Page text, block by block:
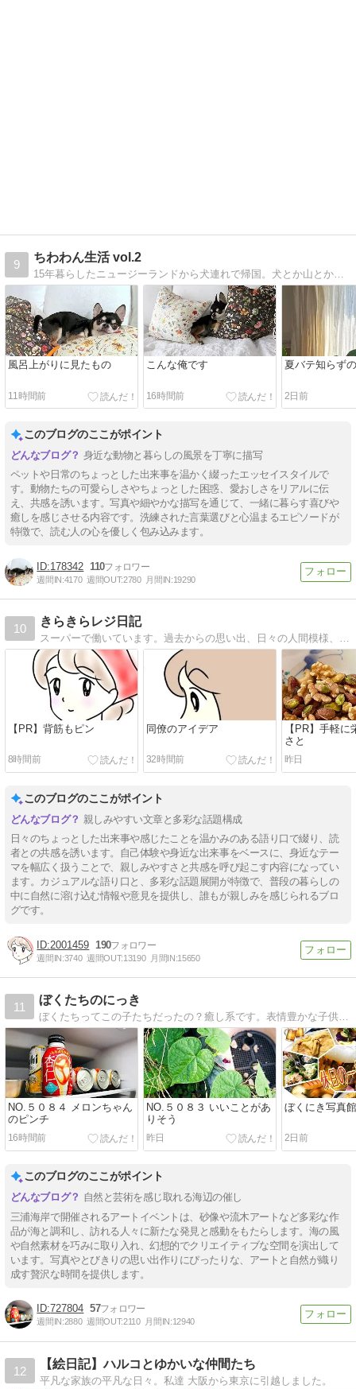
9
ちわわん生活 vol.2
15年暮らしたニュージーランドから犬連れで帰国。犬とか山とか温泉とか海外生活とかあれこれ。
風呂上がりに見たもの
11時間前
こんな俺です
16時間前
夏バテ知らず
2日前
このブログのここがポイント
身近な動物と暮らしの風景を丁寧に描写
ペットや日常のちょっとした出来事を温かく綴ったエッセイスタイルで
す。動物たちの可愛らしさやちょっとした困惑、愛おしさをリアルに伝
え、共感を誘います。写真や細やかな描写を通じて、一緒に暮らす喜びや
癒しを感じさせる内容です。洗練された言葉選びと心温まるエピソードが
特徴で、読む人の心を優しく包み込みます。
178342 110
週間IN:4170 週間OUT:2780 月間IN:19290
10
きらきらレジ日記
スーパーで働いています。過去からの思い出、日々の人間模様、私目線のレジあるある等を描いています。
【PR】背筋もピン
8時間前
同僚のアイデア
32時間前
【PR】手軽に
さと
昨日
このブログのここがポイント
親しみやすい文章と多彩な話題構成
日々のちょっとした出来事や感じたことを温かみのある語り口で綴り、読
者との共感を誘います。自己体験や身近な出来事をベースに、身近なテー
マを幅広く扱うことで、親しみやすさと共感を呼び起こす内容になってい
ます。カジュアルな語り口と、多彩な話題展開が特徴で、普段の暮らしの
中に自然に溶け込む情報や意見を提供し、誰もが親しみを感じられるブロ
グです。
2001459 190
週間IN:3740 週間OUT:13190 月間IN:15650
11
ぼくたちのにっき
ぼくたちってこの子たちだったの？癒し系です。表情豊かな子供達。北海道・千葉・岐阜・香川・奈良などのロケもあります。どうぞ遊びに来てください。
NO.５０８４ メロンちゃん
のピンチ
16時間前
NO.５０８３ いいことがあ
りそう
昨日
ぼくにき写真
2日前
このブログのここがポイント
自然と芸術を感じ取れる海辺の催し
三浦海岸で開催されるアートイベントは、砂像や流木アートなど多彩な作
品が海と調和し、訪れる人々に新たな発見と感動をもたらします。海の風
や自然素材を巧みに取り入れ、幻想的でクリエイティブな空間を演出して
います。写真やとびきりの思い出作りにぴったりな、アートと自然が織り
成す贅沢な時間を提供します。
727804 57
週間IN:2880 週間OUT:2110 月間IN:12940
12
【絵日記】ハルコとゆかいな仲間たち
平凡な家族の平凡な日々。私達 大阪から東京に引越しました。